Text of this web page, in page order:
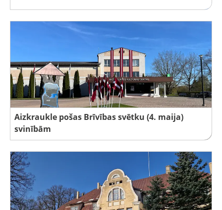
Aizkraukle pošas Brīvības svētku (4. maija)
svinībām